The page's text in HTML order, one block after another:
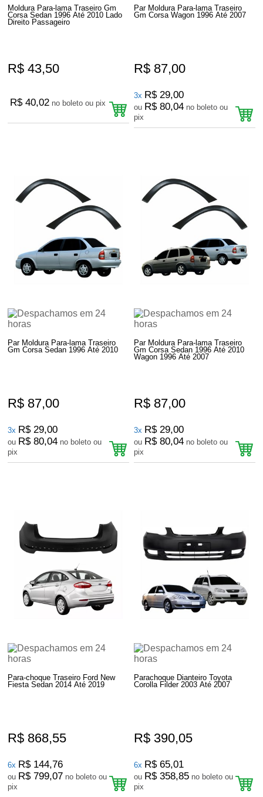
Moldura Para-lama Traseiro Gm
Corsa Sedan 1996 Até 2010 Lado
Direito Passageiro
R$ 43,50
R$ 40,02 no boleto ou pix
Par Moldura Para-lama Traseiro
Gm Corsa Wagon 1996 Até 2007
R$ 87,00
3x R$ 29,00
ou R$ 80,04 no boleto ou
pix
Par Moldura Para-lama Traseiro
Gm Corsa Sedan 1996 Até 2010
R$ 87,00
3x R$ 29,00
ou R$ 80,04 no boleto ou
pix
Par Moldura Para-lama Traseiro
Gm Corsa Sedan 1996 Até 2010
Wagon 1996 Até 2007
R$ 87,00
3x R$ 29,00
ou R$ 80,04 no boleto ou
pix
Para-choque Traseiro Ford New
Fiesta Sedan 2014 Até 2019
R$ 868,55
6x R$ 144,76
ou R$ 799,07 no boleto ou
pix
Parachoque Dianteiro Toyota
Corolla Filder 2003 Até 2007
R$ 390,05
6x R$ 65,01
ou R$ 358,85 no boleto ou
pix